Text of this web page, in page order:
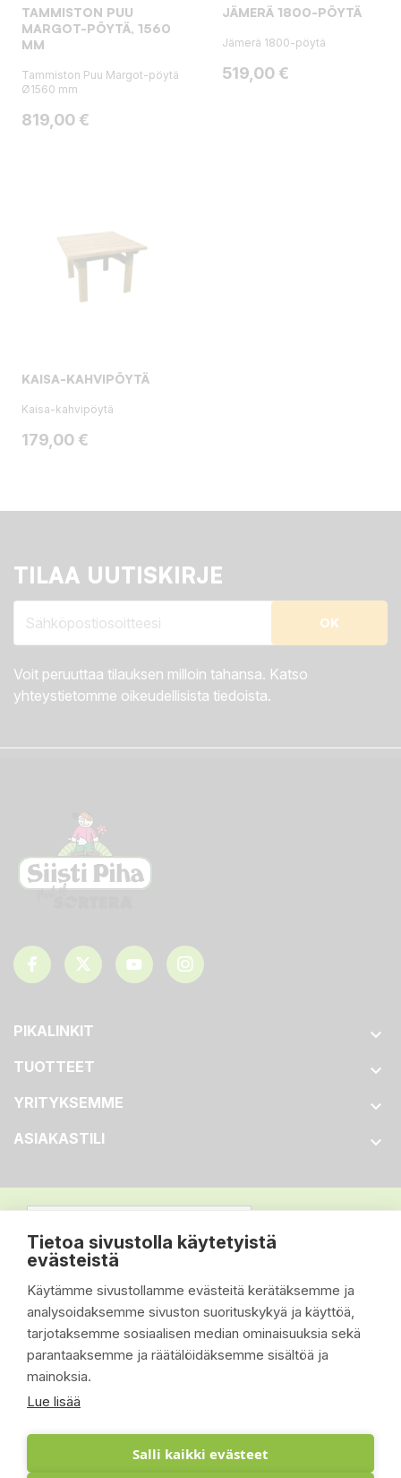
Tietoa sivustolla käytetyistä
evästeistä
Käytämme sivustollamme evästeitä kerätäksemme ja
analysoidaksemme sivuston suorituskykyä ja käyttöä,
tarjotaksemme sosiaalisen median ominaisuuksia sekä
parantaaksemme ja räätälöidäksemme sisältöä ja
mainoksia.
Lue lisää
Salli kaikki evästeet
TAMMISTON PUU
MARGOT-PÖYTÄ, 1560
MM
Tammiston Puu Margot-pöytä
Ø1560 mm
Hinta
819,00 €
JÄMERÄ 1800-PÖYTÄ
Jämerä 1800-pöytä
Hinta
519,00 €
KAISA-KAHVIPÖYTÄ
Kaisa-kahvipöytä
Hinta
179,00 €
TILAA UUTISKIRJE
Voit peruuttaa tilauksen milloin tahansa. Katso
yhteystietomme oikeudellisista tiedoista.
PIKALINKIT 
TUOTTEET 
YRITYKSEMME 
ASIAKASTILI 